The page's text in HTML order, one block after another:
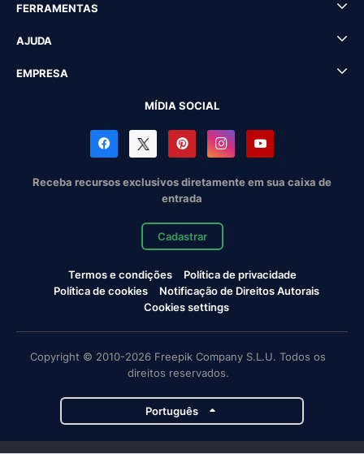
FERRAMENTAS
AJUDA
EMPRESA
MÍDIA SOCIAL
Receba recursos exclusivos diretamente em sua caixa de
entrada
Cadastrar
Termos e condições
Política de privacidade
Política de cookies
Notificação de Direitos Autorais
Cookies settings
Copyright © 2010-2026 Freepik Company S.L.U. Todos os
direitos reservados.
Português